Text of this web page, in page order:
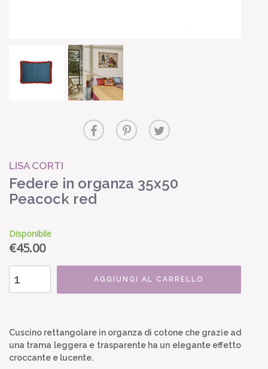
LISA CORTI
Federe in organza 35x50
Peacock red
Disponibile
€45.00
AGGIUNGI AL CARRELLO
Cuscino rettangolare in organza di cotone che grazie ad
una trama leggera e trasparente ha un elegante effetto
croccante e lucente.